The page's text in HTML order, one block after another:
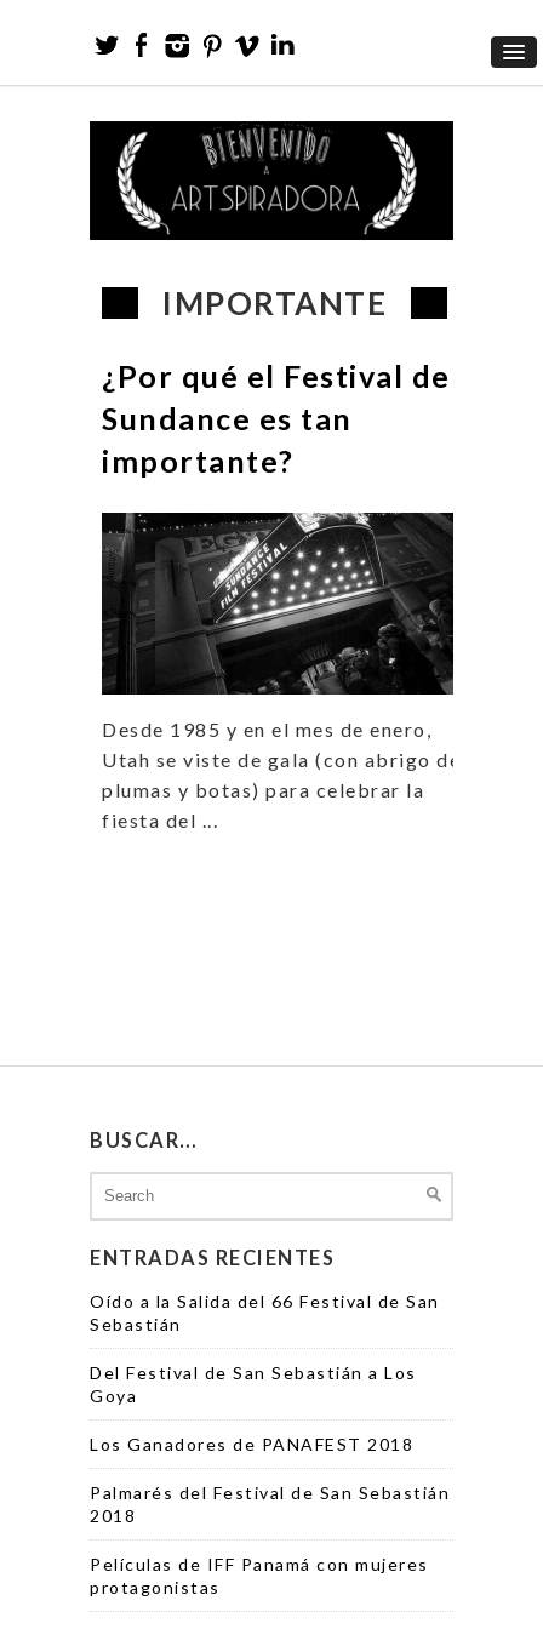
IMPORTANTE
¿Por qué el Festival de
Sundance es tan
importante?
Desde 1985 y en el mes de enero,
Utah se viste de gala (con abrigo de
plumas y botas) para celebrar la
fiesta del ...
BUSCAR…
for:
ENTRADAS RECIENTES
Oído a la Salida del 66 Festival de San
Sebastián
Del Festival de San Sebastián a Los
Goya
Los Ganadores de PANAFEST 2018
Palmarés del Festival de San Sebastián
2018
Películas de IFF Panamá con mujeres
protagonistas